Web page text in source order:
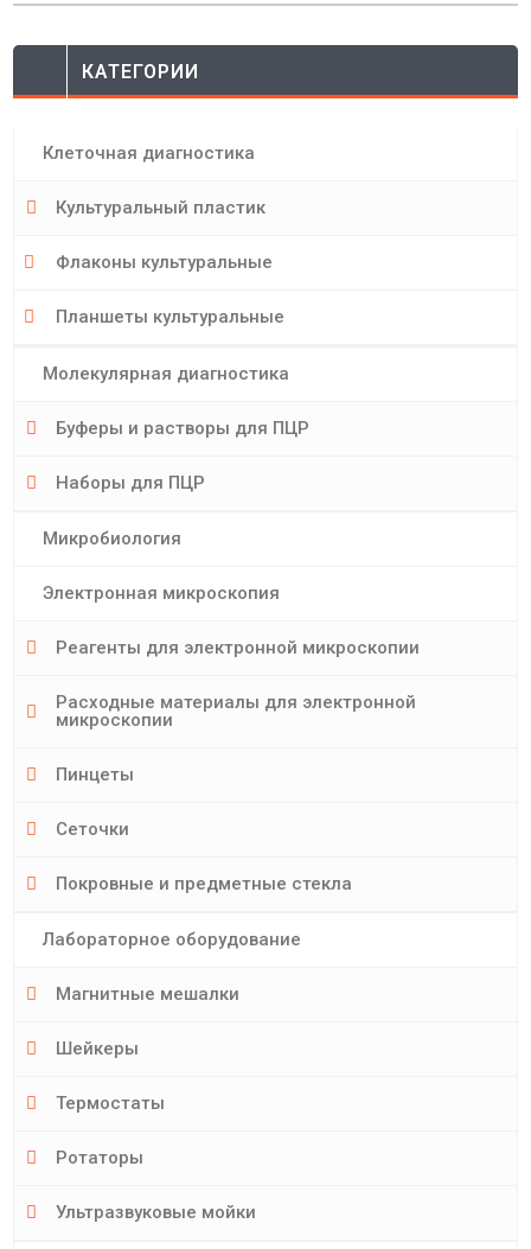
КАТЕГОРИИ
Клеточная диагностика
Культуральный пластик
Флаконы культуральные
Планшеты культуральные
Молекулярная диагностика
Буферы и растворы для ПЦР
Наборы для ПЦР
Микробиология
Электронная микроскопия
Реагенты для электронной микроскопии
Расходные материалы для электронной
микроскопии
Пинцеты
Сеточки
Покровные и предметные стекла
Лабораторное оборудование
Магнитные мешалки
Шейкеры
Термостаты
Ротаторы
Ультразвуковые мойки